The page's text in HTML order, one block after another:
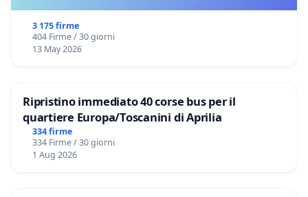
3 175 firme
404 Firme / 30 giorni
13 May 2026
Ripristino immediato 40 corse bus per il
quartiere Europa/Toscanini di Aprilia
334 firme
334 Firme / 30 giorni
1 Aug 2026